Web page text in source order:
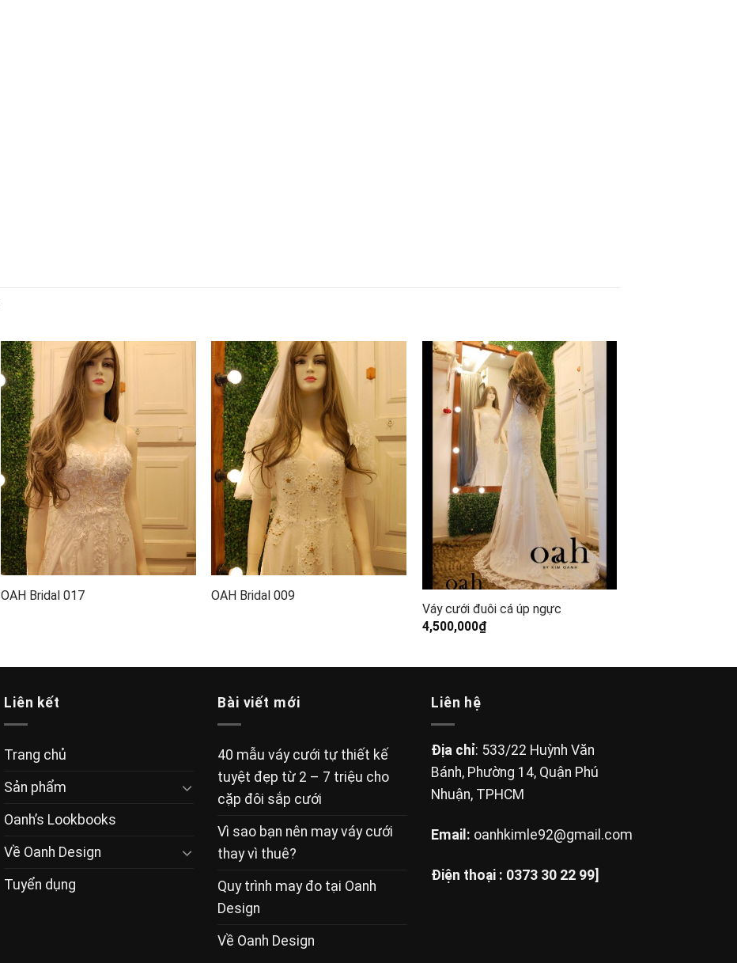
OAH Bridal 017
OAH Bridal 009
Váy cưới đuôi cá úp ngực
4,500,000₫
Liên kết
Trang chủ
Sản phẩm
Oanh’s Lookbooks
Về Oanh Design
Tuyển dụng
Bài viết mới
40 mẫu váy cưới tự thiết kế
tuyệt đẹp từ 2 – 7 triệu cho
cặp đôi sắp cưới
Vì sao bạn nên may váy cưới
thay vì thuê?
Quy trình may đo tại Oanh
Design
Về Oanh Design
Liên hệ
Địa chỉ: 533/22 Huỳnh Văn
Bánh, Phường 14, Quận Phú
Nhuận, TPHCM
Email: oanhkimle92@gmail.com
Điện thoại : 0373 30 22 99]